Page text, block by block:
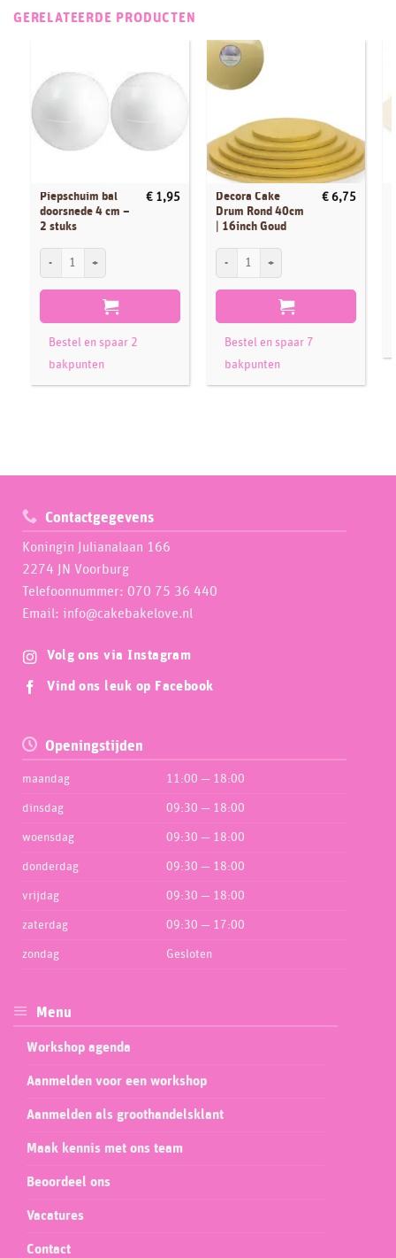
GERELATEERDE PRODUCTEN
Piepschuim bal
doorsnede 4 cm –
2 stuks
€ 1,95
Piepschuim bal doorsnede 4 cm - 2 stuks aantal
Bestel en spaar 2
bakpunten
Decora Cake
Drum Rond 40cm
| 16inch Goud
€ 6,75
Decora Cake Drum Rond 40cm | 16inch
Bestel en spaar 7
bakpunten
Contactgegevens
Koningin Julianalaan 166
2274 JN Voorburg
Telefoonnummer: 070 75 36 440
Email: info@cakebakelove.nl
Volg ons via Instagram
Vind ons leuk op Facebook
Openingstijden
maandag 11:00 — 18:00
dinsdag 09:30 — 18:00
woensdag 09:30 — 18:00
donderdag 09:30 — 18:00
vrijdag 09:30 — 18:00
zaterdag 09:30 — 17:00
zondag Gesloten
Menu
Workshop agenda
Aanmelden voor een workshop
Aanmelden als groothandelsklant
Maak kennis met ons team
Beoordeel ons
Vacatures
Contact